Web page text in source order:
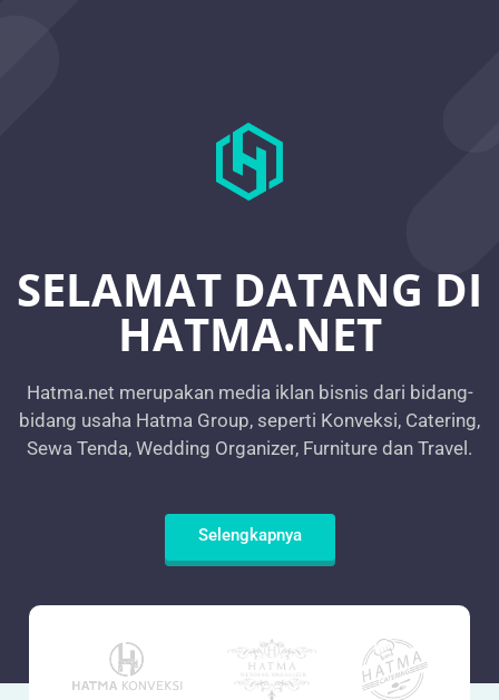
SELAMAT DATANG DI
HATMA.NET
Hatma.net merupakan media iklan bisnis dari bidang-
bidang usaha Hatma Group, seperti Konveksi, Catering,
Sewa Tenda, Wedding Organizer, Furniture dan Travel.
Selengkapnya